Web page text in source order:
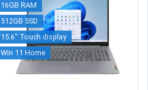
16GB RAM
512GB SSD
15.6" Touch display
Win 11 Home